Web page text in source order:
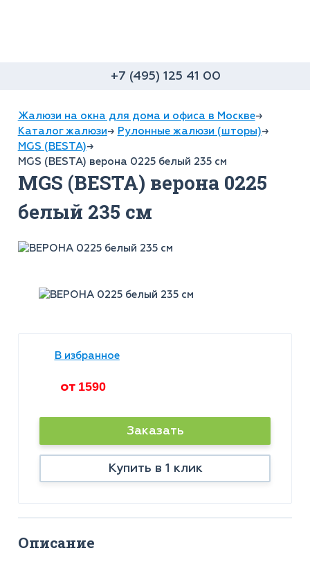
+7 (495) 125 41 00
Жалюзи на окна для дома и офиса в Москве→
Каталог жалюзи→ Рулонные жалюзи (шторы)→
MGS (BESTA)→
MGS (BESTA) верона 0225 белый 235 см
MGS (BESTA) верона 0225
белый 235 см
В избранное
от 1590
Заказать
Купить в 1 клик
Описание